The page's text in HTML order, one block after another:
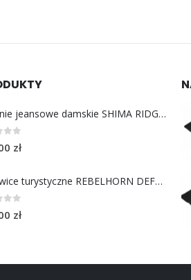
Spodnie jeansowe damskie SHIMA RIDGE LADY blue
of 5
zł
Rękawice turystyczne REBELHORN DEFENDER black yellow fluo
of 5
zł